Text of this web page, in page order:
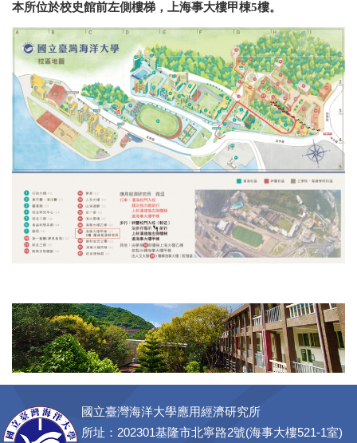
本所位於校史館前左側樓梯，上海事大樓甲棟5樓。
國立臺灣海洋大學應用經濟研究所
所址：202301基隆市北寧路2號(海事大樓521-1室)